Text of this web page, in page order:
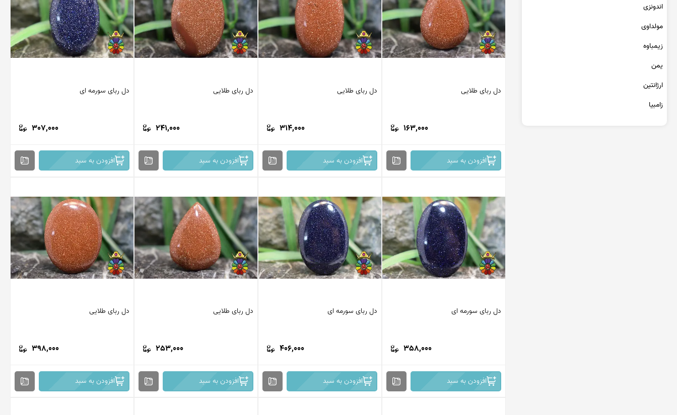
عقیق یمن سبز
عقیق یمن بنفش
عقیق یمن سیاه
عقیق یمن قرمز
استیک اگات
عقیق عسلی
عقیق اتشین
عقیق شجر
اندونزی
مولداوی
زیمباوه
یمن
ارژانتین
زامبیا
دل ربای طلایی
163,000
افزودن به سبد
دل ربای طلایی
314,000
افزودن به سبد
دل ربای طلایی
241,000
افزودن به سبد
دل ربای سورمه ای
307,000
افزودن به سبد
دل ربای سورمه ای
358,000
افزودن به سبد
دل ربای سورمه ای
406,000
افزودن به سبد
دل ربای طلایی
253,000
افزودن به سبد
دل ربای طلایی
398,000
افزودن به سبد